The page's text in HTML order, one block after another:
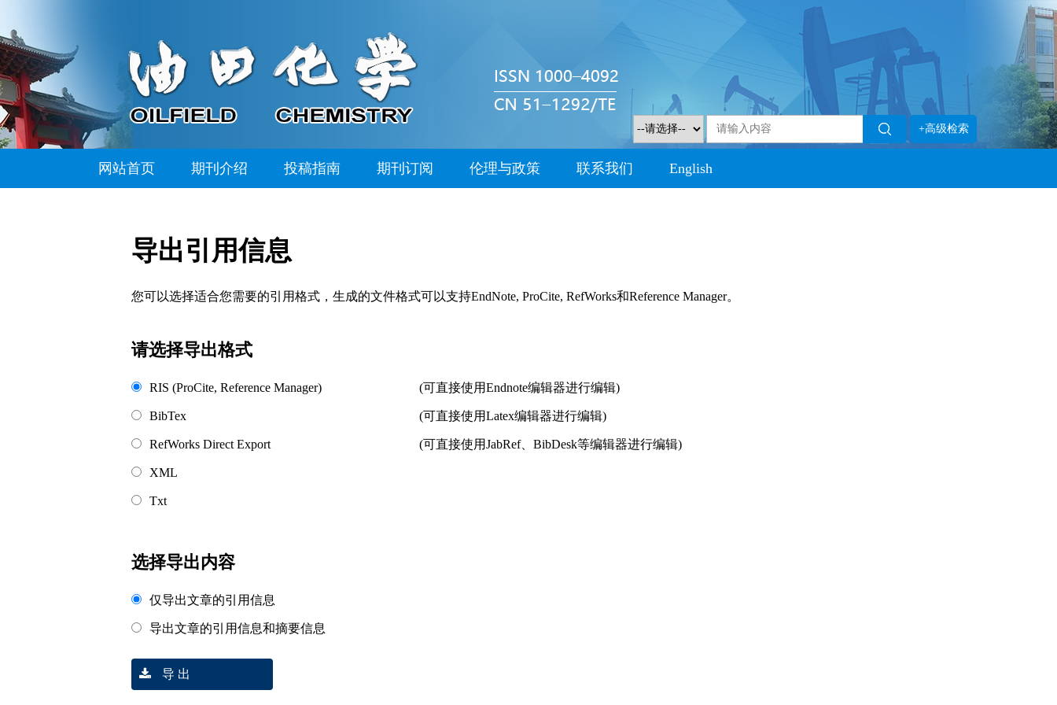
+高级检索
网站首页 期刊介绍 投稿指南 期刊订阅 伦理与政策 联系我们 English
导出引用信息
您可以选择适合您需要的引用格式，生成的文件格式可以支持EndNote, ProCite, RefWorks和Reference Manager。
请选择导出格式
RIS (ProCite, Reference Manager) (可直接使用Endnote编辑器进行编辑)
BibTex (可直接使用Latex编辑器进行编辑)
RefWorks Direct Export (可直接使用JabRef、BibDesk等编辑器进行编辑)
XML
Txt
选择导出内容
仅导出文章的引用信息
导出文章的引用信息和摘要信息
导 出